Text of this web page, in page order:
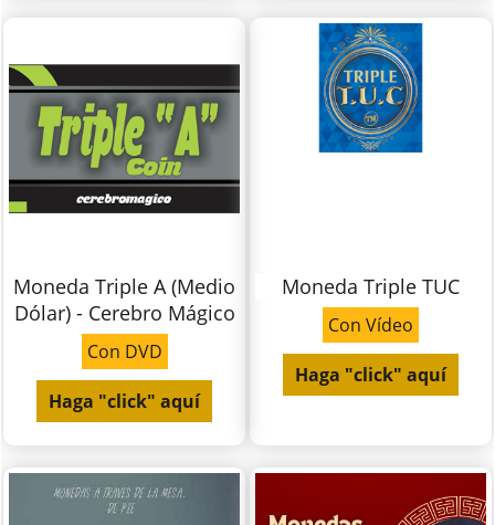
Moneda Triple A (Medio
Dólar) - Cerebro Mágico
Con DVD
Haga "click" aquí
Moneda Triple TUC
Con Vídeo
Haga "click" aquí